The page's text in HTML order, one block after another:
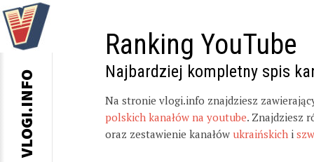
Ranking YouTube
Najbardziej kompletny spis
Na stronie vlogi.info znajdziesz
polskich kanałów na youtube. Znajdziesz
oraz zestawienie kanałów ukraińskich i
VLOGI.INFO